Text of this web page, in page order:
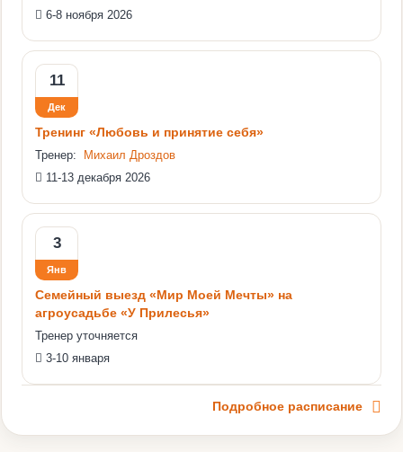
6-8 ноября 2026
11
Дек
Тренинг «Любовь и принятие себя»
Тренер: Михаил Дроздов
11-13 декабря 2026
3
Янв
Семейный выезд «Мир Моей Мечты» на
агроусадьбе «У Прилесья»
Тренер уточняется
3-10 января
Подробное расписание